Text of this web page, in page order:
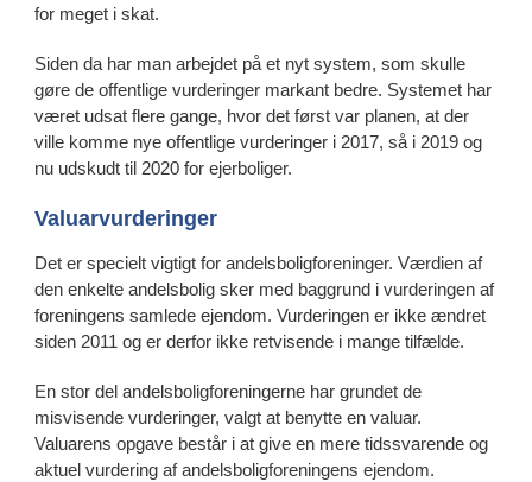
for meget i skat.
Siden da har man arbejdet på et nyt system, som skulle
gøre de offentlige vurderinger markant bedre. Systemet har
været udsat flere gange, hvor det først var planen, at der
ville komme nye offentlige vurderinger i 2017, så i 2019 og
nu udskudt til 2020 for ejerboliger.
Valuarvurderinger
Det er specielt vigtigt for andelsboligforeninger. Værdien af
den enkelte andelsbolig sker med baggrund i vurderingen af
foreningens samlede ejendom. Vurderingen er ikke ændret
siden 2011 og er derfor ikke retvisende i mange tilfælde.
En stor del andelsboligforeningerne har grundet de
misvisende vurderinger, valgt at benytte en valuar.
Valuarens opgave består i at give en mere tidssvarende og
aktuel vurdering af andelsboligforeningens ejendom.